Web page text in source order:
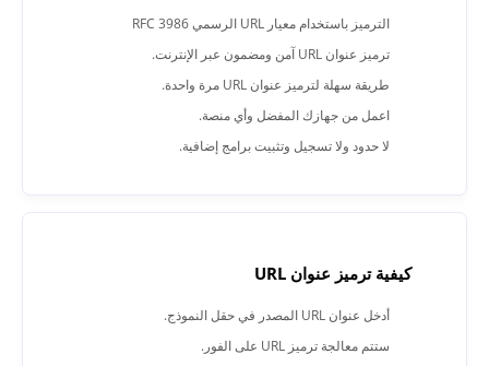
الترميز باستخدام معيار URL الرسمي RFC 3986
ترميز عنوان URL آمن ومضمون عبر الإنترنت.
طريقة سهلة لترميز عنوان URL مرة واحدة.
اعمل من جهازك المفضل وأي منصة.
لا حدود ولا تسجيل وتثبيت برامج إضافية.
كيفية ترميز عنوان URL
أدخل عنوان URL المصدر في حقل النموذج.
ستتم معالجة ترميز URL على الفور.